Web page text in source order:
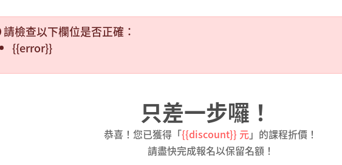
請檢查以下欄位是否正確：
{{error}}
只差一步囉！
恭喜！您已獲得「{{discount}} 元」的課程折價！
請盡快完成報名以保留名額！